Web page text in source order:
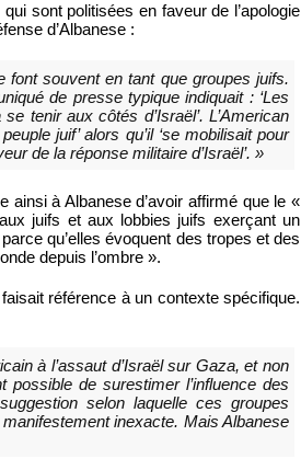
sont politisées en faveur de l’apologie
d’Albanese :
souvent en tant que groupes juifs.
de presse typique indiquait : ‘Les
tenir aux côtés d’Israël’. L’American
juif’ alors qu’il ‘se mobilisait pour
de la réponse militaire d’Israël’. »
ainsi à Albanese d’avoir affirmé que le «
juifs et aux lobbies juifs exerçant un
qu’elles évoquent des tropes et des
depuis l’ombre ».
référence à un contexte spécifique.
à l’assaut d’Israël sur Gaza, et non
de surestimer l’influence des
selon laquelle ces groupes
inexacte. Mais Albanese